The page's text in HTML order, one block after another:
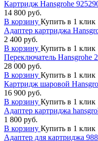
Картридж Hansgrohe
14 800 руб.
В корзину Купить в 1 клик
Адаптер картриджа
2 400 руб.
В корзину Купить в 1 клик
Переключатель Hansgrohe
28 000 руб.
В корзину Купить в 1 клик
Картридж шаровой
16 900 руб.
В корзину Купить в 1 клик
Адаптер картриджа
1 800 руб.
В корзину Купить в 1 клик
Адаптер для картриджа